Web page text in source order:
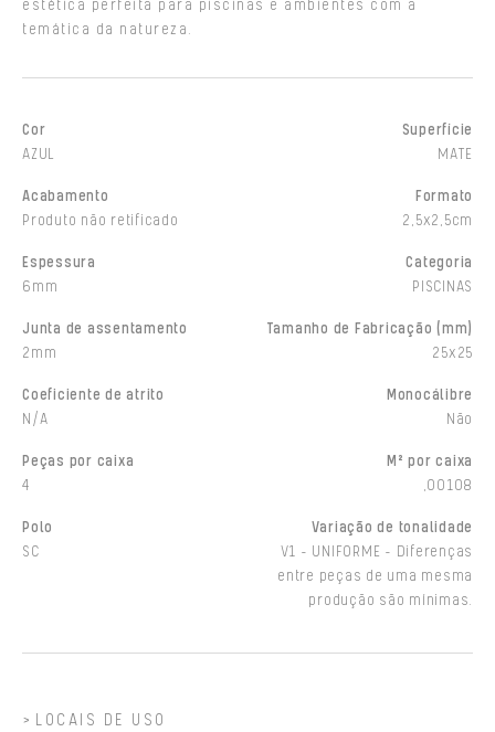
estética perfeita para piscinas e ambientes com a
temática da natureza.
Cor
AZUL
Superfície
MATE
Acabamento
Produto não retificado
Formato
2,5x2,5cm
Espessura
6mm
Categoria
PISCINAS
Junta de assentamento
2mm
Tamanho de Fabricação (mm)
25x25
Coeficiente de atrito
N/A
Monocálibre
Não
Peças por caixa
4
M² por caixa
,00108
Polo
SC
Variação de tonalidade
V1 - UNIFORME - Diferenças
entre peças de uma mesma
produção são mínimas.
LOCAIS DE USO